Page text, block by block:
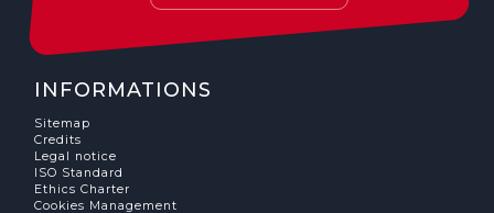
INFORMATIONS
Sitemap
Credits
Legal notice
ISO Standard
Ethics Charter
Cookies Management